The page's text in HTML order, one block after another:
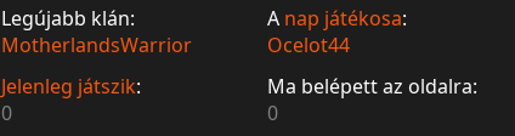
Legújabb klán:
MotherlandsWarrior
A nap játékosa:
Ocelot44
Jelenleg játszik:
0
Ma belépett az oldalra:
0